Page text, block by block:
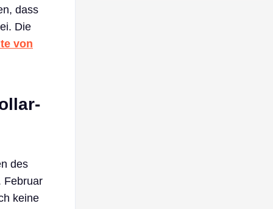
dass
Die
von
des
Februar
keine